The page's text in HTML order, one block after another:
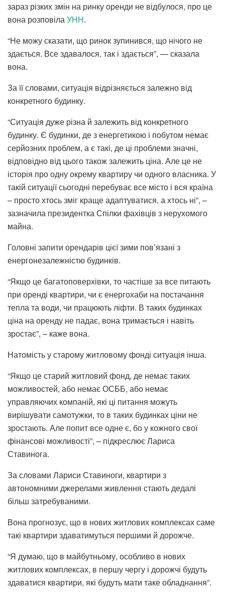
зараз різких змін на ринку оренди не відбулося, про це
вона розповілаУНН.
“Не можу сказати, що ринок зупинився, що нічого не
здається. Все здавалося, так і здається”, — сказала
вона.
За її словами, ситуація відрізняється залежно від
конкретного будинку.
“Ситуація дуже різна й залежить від конкретного
будинку. Є будинки, де з енергетикою і побутом немає
серйозних проблем, а є такі, де ці проблеми значні,
відповідно від цього також залежить ціна. Але це не
історія про одну окрему квартиру чи одного власника. У
такій ситуації сьогодні перебуває все місто і вся країна
– просто хтось зміг краще адаптуватися, а хтось ні”, –
зазначила президентка Спілки фахівців з нерухомого
майна.
Головні запити орендарів цієї зими пов’язані з
енергонезалежністю будинків.
“Якщо це багатоповерхівки, то частіше за все питають
при оренді квартири, чи є енергохаби на постачання
тепла та води, чи працюють ліфти. В таких будинках
ціна на оренду не падає, вона тримається і навіть
зростає”, – каже вона.
Натомість у старому житловому фонді ситуація інша.
“Якщо це старий житловий фонд, де немає таких
можливостей, або немає ОСББ, або немає
управляючих компаній, які ці питання можуть
вирішувати самотужки, то в таких будинках ціни не
зростають. Але попит все одне є, бо у кожного свої
фінансові можливості”, – підкреслює Лариса
Ставинога.
За словами Лариси Ставиноги, квартири з
автономними джерелами живлення стають дедалі
більш затребуваними.
Вона прогнозує, що в нових житлових комплексах саме
такі квартири здаватимуться першими й дорожче.
“Я думаю, що в майбутньому, особливо в нових
житлових комплексах, в першу чергу і дорожчі будуть
здаватися квартири, які будуть мати таке обладнання”.